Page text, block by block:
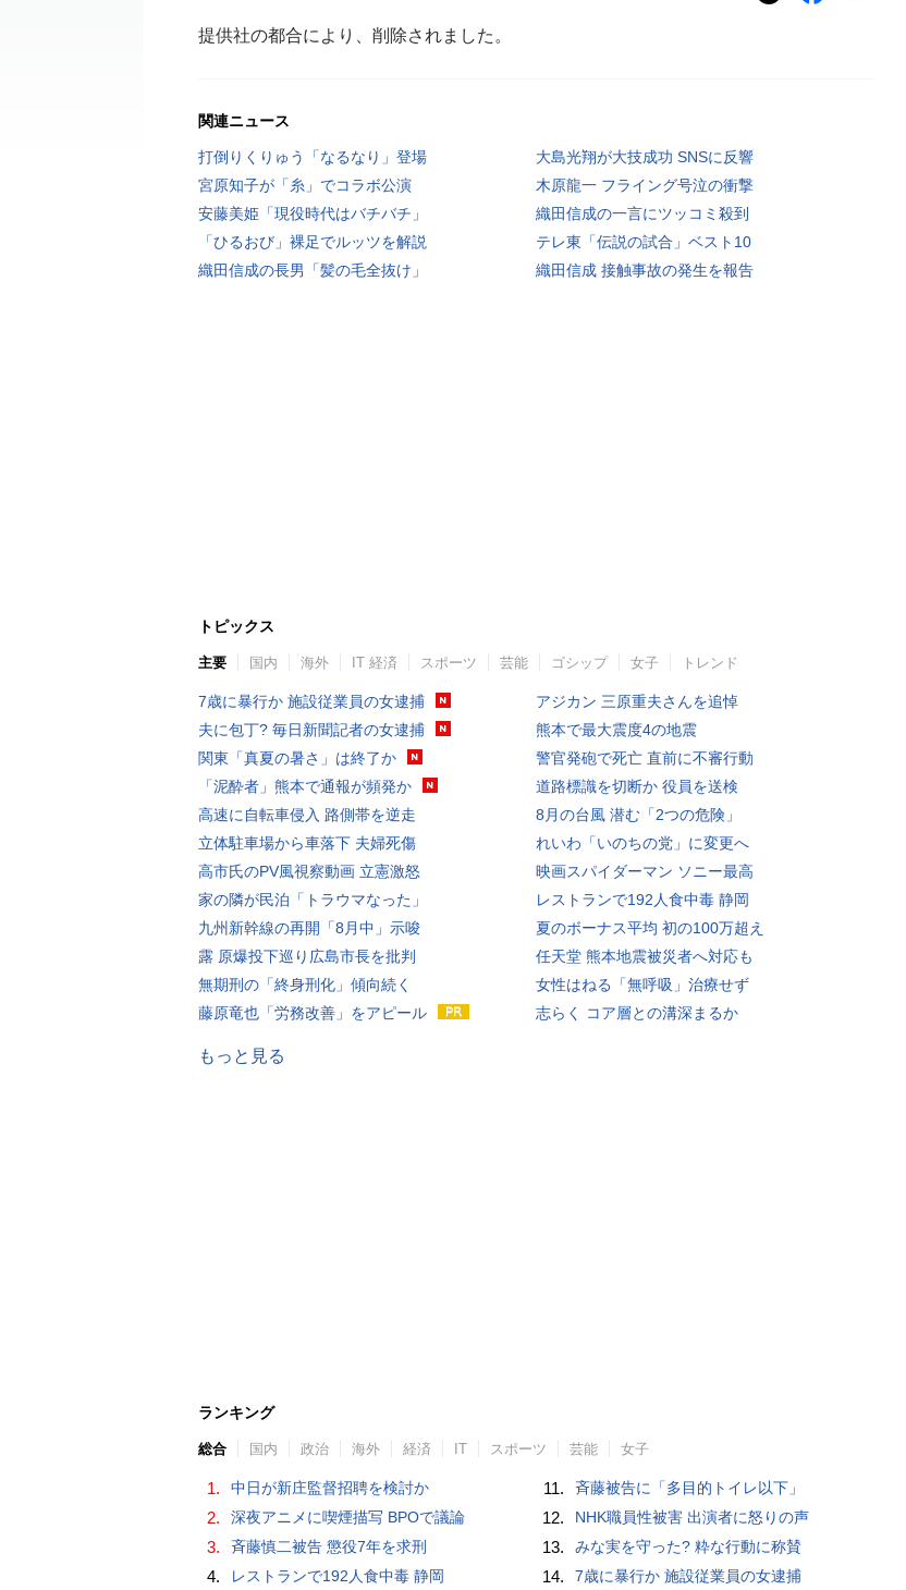
提供社の都合により、削除されました。
関連ニュース
打倒りくりゅう「なるなり」登場
大島光翔が大技成功 SNSに反響
宮原知子が「糸」でコラボ公演
木原龍一 フライング号泣の衝撃
安藤美姫「現役時代はバチバチ」
織田信成の一言にツッコミ殺到
「ひるおび」裸足でルッツを解説
テレ東「伝説の試合」ベスト10
織田信成の長男「髪の毛全抜け」
織田信成 接触事故の発生を報告
トピックス
主要 国内 海外 IT 経済 スポーツ 芸能 ゴシップ 女子 トレンド
7歳に暴行か 施設従業員の女逮捕
夫に包丁? 毎日新聞記者の女逮捕
関東「真夏の暑さ」は終了か
「泥酔者」熊本で通報が頻発か
高速に自転車侵入 路側帯を逆走
立体駐車場から車落下 夫婦死傷
高市氏のPV風視察動画 立憲激怒
家の隣が民泊「トラウマなった」
九州新幹線の再開「8月中」示唆
露 原爆投下巡り広島市長を批判
無期刑の「終身刑化」傾向続く
藤原竜也「労務改善」をアピール
アジカン 三原重夫さんを追悼
熊本で最大震度4の地震
警官発砲で死亡 直前に不審行動
道路標識を切断か 役員を送検
8月の台風 潜む「2つの危険」
れいわ「いのちの党」に変更へ
映画スパイダーマン ソニー最高
レストランで192人食中毒 静岡
夏のボーナス平均 初の100万超え
任天堂 熊本地震被災者へ対応も
女性はねる「無呼吸」治療せず
志らく コア層との溝深まるか
もっと見る
ランキング
総合 国内 政治 海外 経済 IT スポーツ 芸能 女子
1. 中日が新庄監督招聘を検討か
2. 深夜アニメに喫煙描写 BPOで議論
3. 斉藤慎二被告 懲役7年を求刑
4. レストランで192人食中毒 静岡
11. 斉藤被告に「多目的トイレ以下」
12. NHK職員性被害 出演者に怒りの声
13. みな実を守った? 粋な行動に称賛
14. 7歳に暴行か 施設従業員の女逮捕